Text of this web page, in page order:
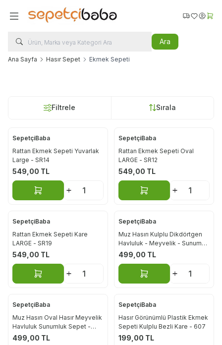
Ara
Favorilerim
Ana Sayfa Hasır Sepet Ekmek Sepeti
Filtrele Sırala
SepetçiBaba
Rattan Ekmek Sepeti Yuvarlak
Large - SR14
549,00 TL
Sepete Ekle
SepetçiBaba
Rattan Ekmek Sepeti Oval
LARGE - SR12
549,00 TL
Sepete Ekle
SepetçiBaba
Rattan Ekmek Sepeti Kare
LARGE - SR19
549,00 TL
Sepete Ekle
Yeni
SepetçiBaba
Muz Hasırı Kulplu Dikdörtgen
Havluluk - Meyvelik - Sunum
Sepeti - 25169
499,00 TL
Sepete Ekle
Yeni
SepetçiBaba
Muz Hasırı Oval Hasır Meyvelik
Havluluk Sunumluk Sepet -
25170
499,00 TL
SepetçiBaba
Hasır Görünümlü Plastik Ekmek
Sepeti Kulplu Bezli Kare - 607
199,00 TL